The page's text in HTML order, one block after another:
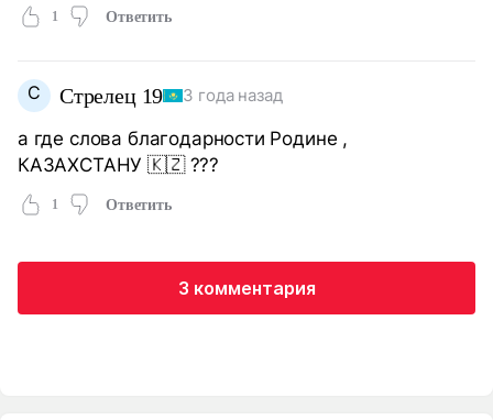
1 Ответить
С Стрелец 19 3 года назад
а где слова благодарности Родине ,
КАЗАХСТАНУ 🇰🇿 ???
1 Ответить
3 комментария